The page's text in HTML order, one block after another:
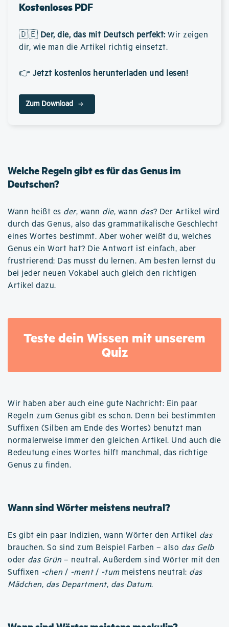
Kostenloses PDF
🇩🇪 Der, die, das mit Deutsch perfekt: Wir zeigen
dir, wie man die Artikel richtig einsetzt.
👉 Jetzt kostenlos herunterladen und lesen!
Zum Download
Welche Regeln gibt es für das Genus im
Deutschen?
Wann heißt es der, wann die, wann das? Der Artikel wird
durch das Genus, also das grammatikalische Geschlecht
eines Wortes bestimmt. Aber woher weißt du, welches
Genus ein Wort hat? Die Antwort ist einfach, aber
frustrierend: Das musst du lernen. Am besten lernst du
bei jeder neuen Vokabel auch gleich den richtigen
Artikel dazu.
Teste dein Wissen mit unserem
Quiz
Wir haben aber auch eine gute Nachricht: Ein paar
Regeln zum Genus gibt es schon. Denn bei bestimmten
Suffixen (Silben am Ende des Wortes) benutzt man
normalerweise immer den gleichen Artikel. Und auch die
Bedeutung eines Wortes hilft manchmal, das richtige
Genus zu finden.
Wann sind Wörter meistens neutral?
Es gibt ein paar Indizien, wann Wörter den Artikel das
brauchen. So sind zum Beispiel Farben – also das Gelb
oder das Grün – neutral. Außerdem sind Wörter mit den
Suffixen -chen / -ment/ -tummeistens neutral: das
Mädchen, das Department, das Datum.